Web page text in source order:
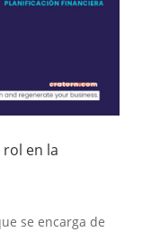
rol en la
se encarga de